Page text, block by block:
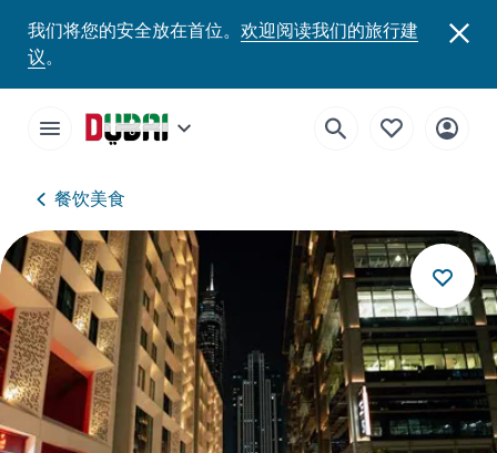
我们将您的安全放在首位。 欢迎阅读我们的旅行建
议。
餐饮美食